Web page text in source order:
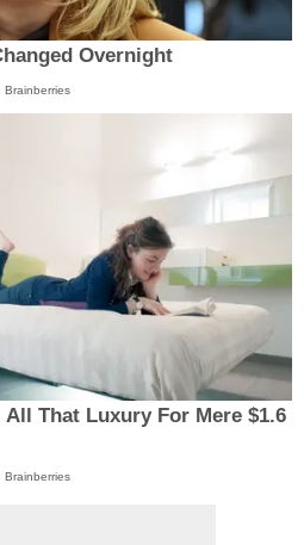
Overnight
Brainberries
That Luxury For Mere $1.6
Brainberries